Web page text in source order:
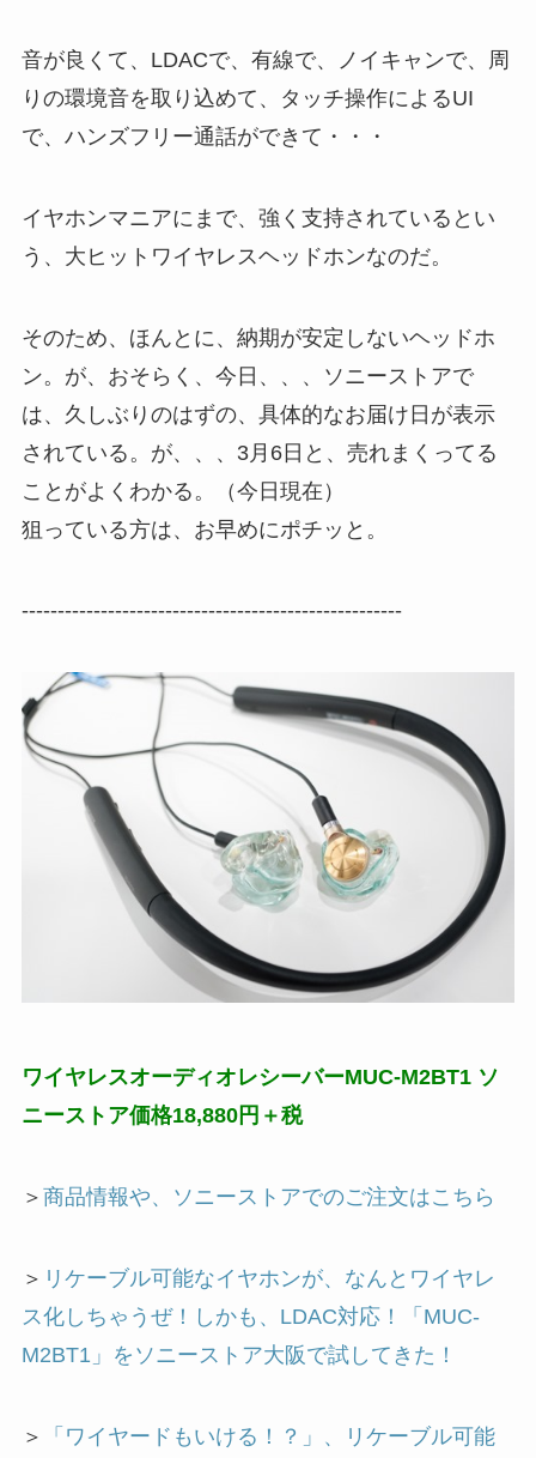
音が良くて、LDACで、有線で、ノイキャンで、周
りの環境音を取り込めて、タッチ操作によるUI
で、ハンズフリー通話ができて・・・
イヤホンマニアにまで、強く支持されているとい
う、大ヒットワイヤレスヘッドホンなのだ。
そのため、ほんとに、納期が安定しないヘッドホ
ン。が、おそらく、今日、、、ソニーストアで
は、久しぶりのはずの、具体的なお届け日が表示
されている。が、、、3月6日と、売れまくってる
ことがよくわかる。（今日現在）
狙っている方は、お早めにポチッと。
-----------------------------------------------------
ワイヤレスオーディオレシーバーMUC-M2BT1 ソ
ニーストア価格18,880円＋税
＞ 商品情報や、ソニーストアでのご注文はこちら
＞ リケーブル可能なイヤホンが、なんとワイヤレ
ス化しちゃうぜ！しかも、LDAC対応！「MUC-
M2BT1」をソニーストア大阪で試してきた！
＞
「ワイヤードもいける！？」、リケーブル可能